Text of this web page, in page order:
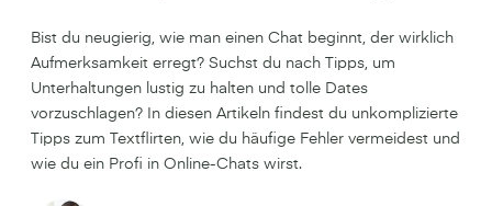
Bist du neugierig, wie man einen Chat beginnt, der wirklich
Aufmerksamkeit erregt? Suchst du nach Tipps, um
Unterhaltungen lustig zu halten und tolle Dates
vorzuschlagen? In diesen Artikeln findest du unkomplizierte
Tipps zum Textflirten, wie du häufige Fehler vermeidest und
wie du ein Profi in Online-Chats wirst.